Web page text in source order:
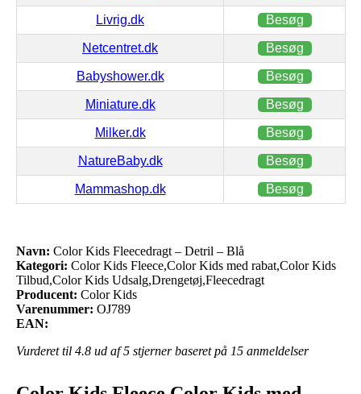
Livrig.dk Besøg
Netcentret.dk Besøg
Babyshower.dk Besøg
Miniature.dk Besøg
Milker.dk Besøg
NatureBaby.dk Besøg
Mammashop.dk Besøg
Navn: Color Kids Fleecedragt – Detril – Blå
Kategori: Color Kids Fleece,Color Kids med rabat,Color Kids
Tilbud,Color Kids Udsalg,Drengetøj,Fleecedragt
Producent: Color Kids
Varenummer: OJ789
EAN:
Vurderet til 4.8 ud af 5 stjerner baseret på 15 anmeldelser